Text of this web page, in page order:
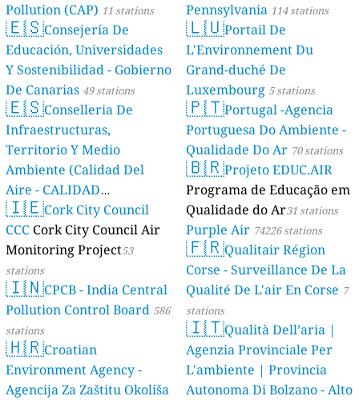
Pollution (CAP) 11 stations
🇪🇸Consejería De
Educación, Universidades
Y Sostenibilidad - Gobierno
De Canarias 49 stations
🇪🇸Conselleria De
Infraestructuras,
Territorio Y Medio
Ambiente (Calidad Del
Aire - CALIDAD
AMBIENTAL) 23 stations
🇮🇪Cork City Council
CCC Cork City Council Air
Monitoring Project53
stations
🇮🇳CPCB - India Central
Pollution Control Board 586
stations
🇭🇷Croatian
Environment Agency -
Agencija Za Zaštitu Okoliša
Pennsylvania 114 stations
🇱🇺Portail De
L'Environnement Du
Grand-duché De
Luxembourg 5 stations
🇵🇹Portugal -Agencia
Portuguesa Do Ambiente -
Qualidade Do Ar 70 stations
🇧🇷Projeto EDUC.AIR
Programa de Educação em
Qualidade do Ar31 stations
Purple Air 74226 stations
🇫🇷Qualitair Région
Corse - Surveillance De La
Qualité De L'air En Corse 7
stations
🇮🇹Qualità Dell’aria |
Agenzia Provinciale Per
L'ambiente | Provincia
Autonoma Di Bolzano - Alto